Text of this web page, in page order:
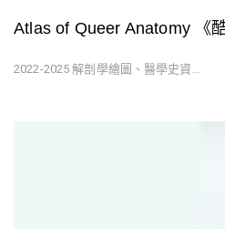
Atlas of Queer Anatomy 《
2022-2025 解剖學繪圖、醫學史資...